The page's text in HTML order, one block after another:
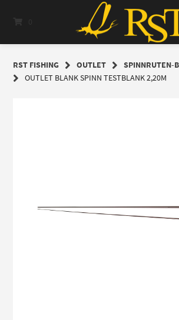
RST FISHING OUTLET
SPINNRUTEN-
OUTLET BLANK SPINN TESTBLANK 2,20M